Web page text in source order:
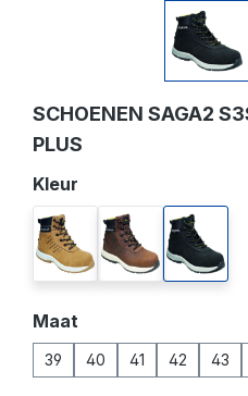
SCHOENEN SAGA2
PLUS
Selecteer
Kleur
beige kastanjebruin
zwart
Selecteer
Maat
39 40 41 42 43